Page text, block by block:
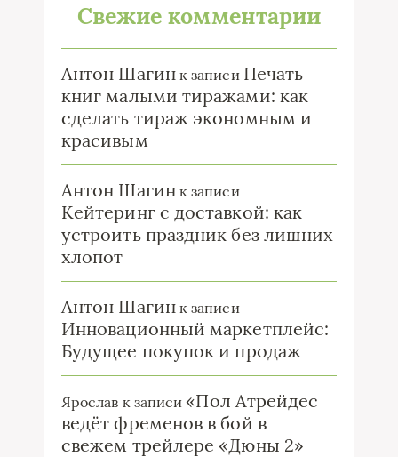
Свежие комментарии
Антон Шагинк записи Печать
книг малыми тиражами: как
сделать тираж экономным и
красивым
Антон Шагинк записи
Кейтеринг с доставкой: как
устроить праздник без лишних
хлопот
Антон Шагинк записи
Инновационный маркетплейс:
Будущее покупок и продаж
Ярослав к записи«Пол Атрейдес
ведёт фременов в бой в
свежем трейлере «Дюны 2»